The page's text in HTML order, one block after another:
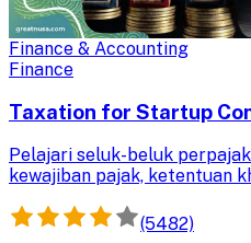
Finance & Accounting
Finance
Taxation for Startup
Pelajari seluk-beluk
kewajiban pajak, ketentuan
operasional bisnismu.
(5482)